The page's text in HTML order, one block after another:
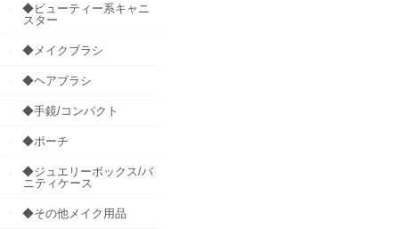
◆ビューティー系キャニ
スター
◆メイクブラシ
◆ヘアブラシ
◆手鏡/コンパクト
◆ポーチ
◆ジュエリーボックス/バ
ニティケース
◆その他メイク用品